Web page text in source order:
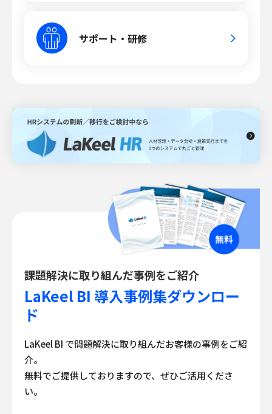
サポート・研修
課題解決に取り組んだ事例をご紹介
LaKeel BI 導入事例集ダウンロー
ド
LaKeel BI で問題解決に取り組んだお客様の事例をご紹
介。
無料でご提供しておりますので、ぜひご活用くださ
い。